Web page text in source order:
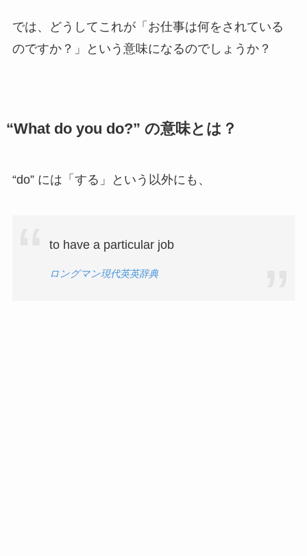
では、どうしてこれが「お仕事は何をされている
のですか？」という意味になるのでしょうか？
“What do you do?” の意味とは？
“do” には「する」という以外にも、
to have a particular job
ロングマン現代英英辞典